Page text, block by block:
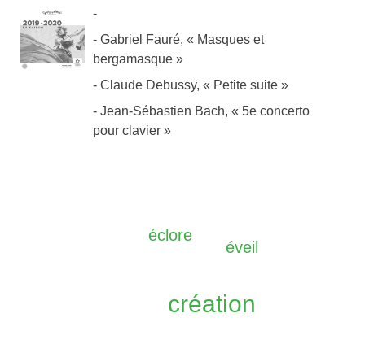
Gabriel Fauré, « Masques et
bergamasque »
Claude Debussy, « Petite suite »
Jean-Sébastien Bach, « 5e concerto
pour clavier »
création
éveil
éclore